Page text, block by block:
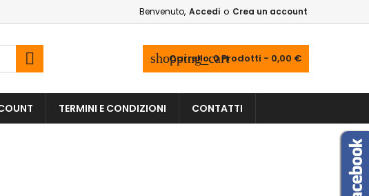
Benvenuto, Accedi o Crea un account
shopping_cart
Carrello:0Prodotti - 0,00 €

TERMINI E CONDIZIONI CONTATTI